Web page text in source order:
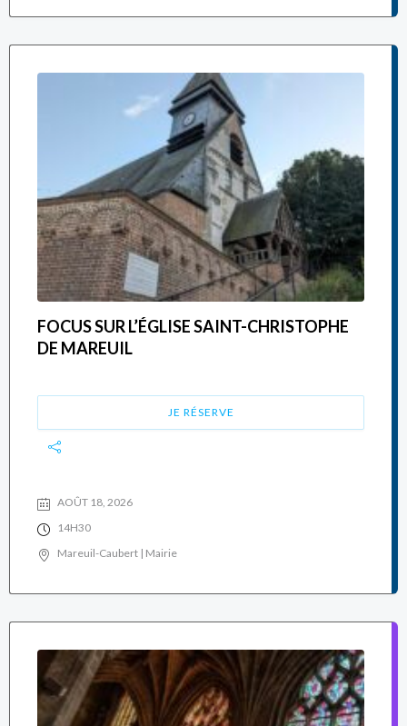
FOCUS SUR L’ÉGLISE SAINT-CHRISTOPHE
DE MAREUIL
JE RÉSERVE
AOÛT 18, 2026
14H30
Mareuil-Caubert | Mairie